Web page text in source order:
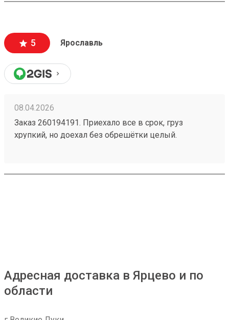
5 Ярославль
08.04.2026
Заказ 260194191. Приехало все в срок, груз
хрупкий, но доехал без обрешётки целый.
цена!
Адресная доставка в Ярцево и по
области